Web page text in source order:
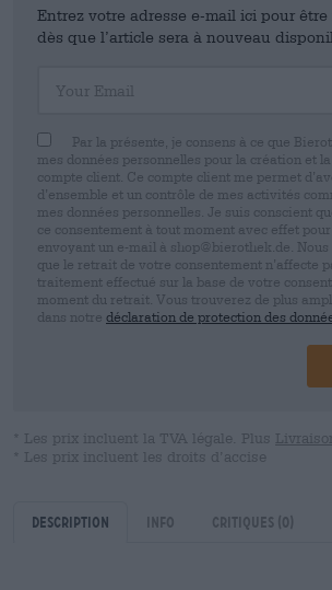
Entrez votre adresse e-mail ici pour
dès que l’article sera à nouveau
Par la présente, je consens à ce que
mes données personnelles pour la création et la
compte client. Ce compte client me permet
d’ensemble et un contrôle de mes activités
mes données personnelles. Je suis conscient
ce consentement à tout moment avec effet pour
envoyant un e-mail à shop@bierothek.de.
que le retrait de votre consentement n’affecte
traitement effectué sur la base de votre
moment du retrait. Vous trouverez de plus
dans notre déclaration de protection des
* Les prix incluent la TVA légale. Plus
* Les prix incluent les droits d’accise
Description Info Critiques (0)